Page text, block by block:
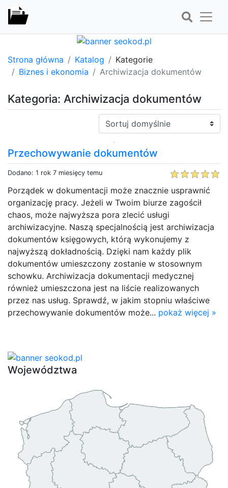
Strona główna Katalog
Kategorie
Biznes i ekonomia
Archiwizacja dokumentów
Kategoria: Archiwizacja dokumentów
Sortuj:
Przechowywanie dokumentów
Dodano: 1 rok 7 miesięcy temu
Porządek w dokumentacji może znacznie usprawnić
organizację pracy. Jeżeli w Twoim biurze zagościł
chaos, może najwyższa pora zlecić usługi
archiwizacyjne. Naszą specjalnością jest archiwizacja
dokumentów księgowych, którą wykonujemy z
najwyższą dokładnością. Dzięki nam każdy plik
dokumentów umieszczony zostanie w stosownym
schowku. Archiwizacja dokumentacji medycznej
również umieszczona jest na liście realizowanych
przez nas usług. Sprawdź, w jakim stopniu właściwe
przechowywanie dokumentów może... pokaż więcej »
Województwa